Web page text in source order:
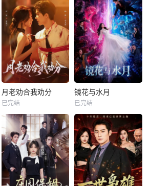
月老劝合我劝分
已完结
镜花与水月
已完结